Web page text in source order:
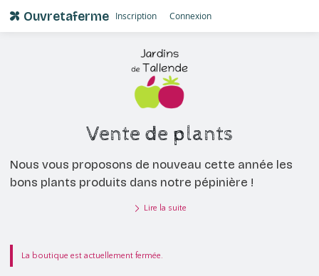
Ouvretaferme Inscription Connexion
Vente de plants
Nous vous proposons de nouveau cette année les
bons plants produits dans notre pépinière !
Lire la suite
La boutique est actuellement fermée.